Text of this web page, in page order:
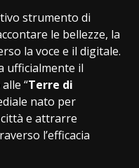
strumento di
le bellezze, la
la voce e il digitale.
ufficialmente il
“Terre di
nato per
e attrarre
l’efficacia